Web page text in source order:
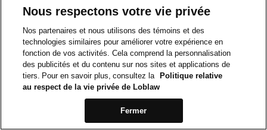
Nous respectons votre vie privée
Nos partenaires et nous utilisons des témoins et des
technologies similaires pour améliorer votre expérience en
fonction de vos activités. Cela comprend la personnalisation
des publicités et du contenu sur nos sites et applications de
tiers. Pour en savoir plus, consultez la
Politique relative
au respect de la vie privée de Loblaw
Fermer